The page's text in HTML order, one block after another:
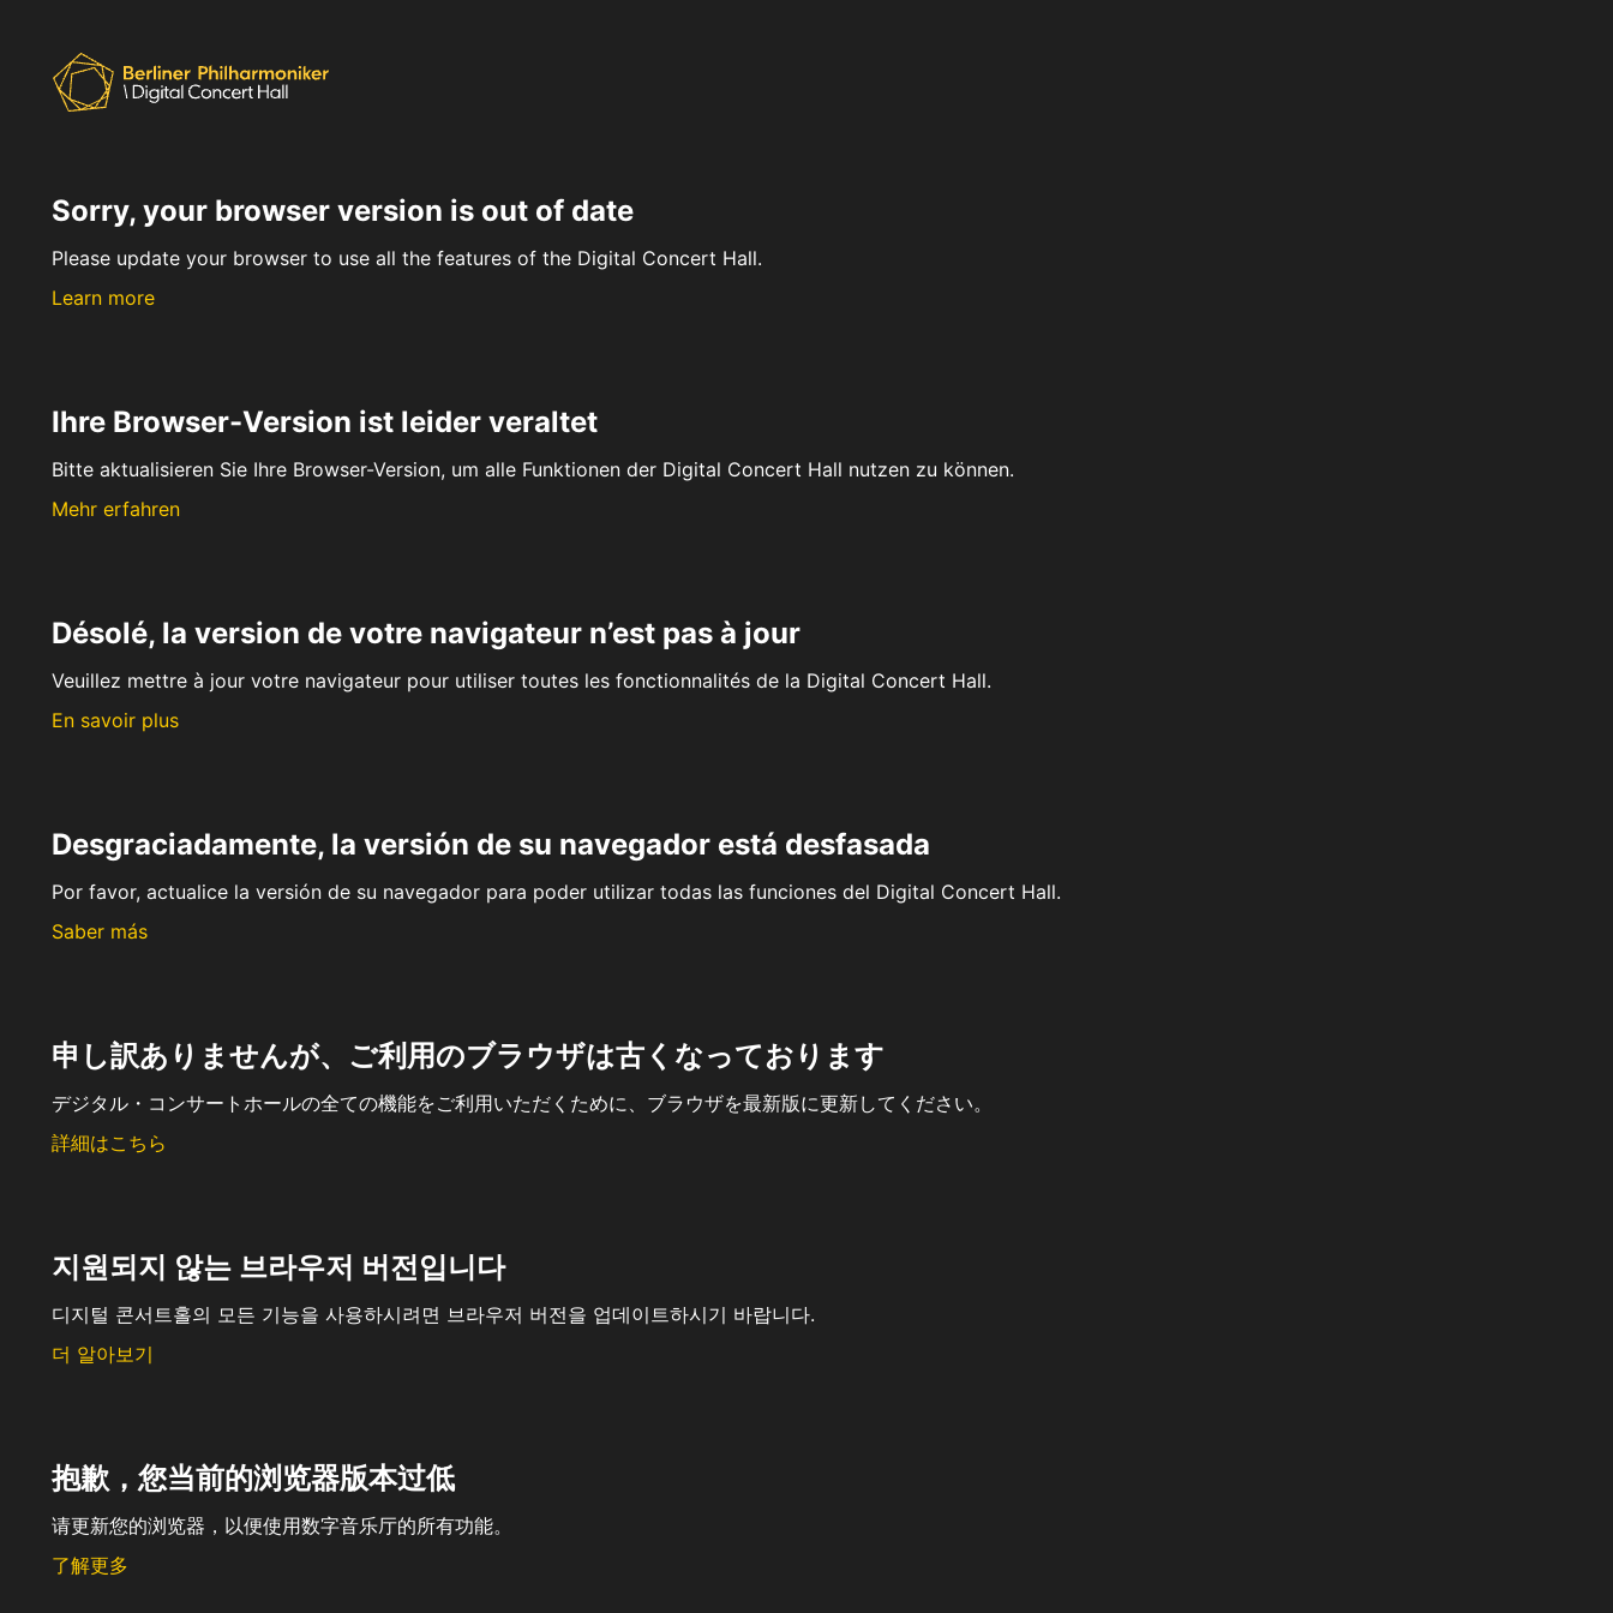
Sorry, your browser version is out of date
Please update your browser to use all the features of the Digital Concert Hall.
Learn more
Ihre Browser-Version ist leider veraltet
Bitte aktualisieren Sie Ihre Browser-Version, um alle Funktionen der Digital Concert Hall nutzen zu können.
Mehr erfahren
Désolé, la version de votre navigateur n’est pas à jour
Veuillez mettre à jour votre navigateur pour utiliser toutes les fonctionnalités de la Digital Concert Hall.
En savoir plus
Desgraciadamente, la versión de su navegador está desfasada
Por favor, actualice la versión de su navegador para poder utilizar todas las funciones del Digital Concert Hall.
Saber más
申し訳ありませんが、ご利用のブラウザは古くなっております
デジタル・コンサートホールの全ての機能をご利用いただくために、ブラウザを最新版に更新してください。
詳細はこちら
지원되지 않는 브라우저 버전입니다
디지털 콘서트홀의 모든 기능을 사용하시려면 브라우저 버전을 업데이트하시기 바랍니다.
더 알아보기
抱歉，您当前的浏览器版本过低
请更新您的浏览器，以便使用数字音乐厅的所有功能。
了解更多